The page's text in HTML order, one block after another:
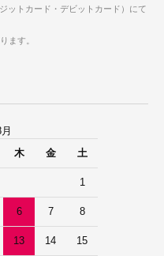
トカード・デビットカード）にて
ます。
木 金 土
1
6 7 8
13 14 15